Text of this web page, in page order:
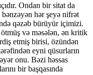
Ondan bir sitat da
hər şeyə nifrət
qəzəb bürüyür içimizi.
ötmüş və məsələn, ən kritik
etmiş birisi, özündən
eyni qüsurların
onu. Bəzi həssas
bir başqasında